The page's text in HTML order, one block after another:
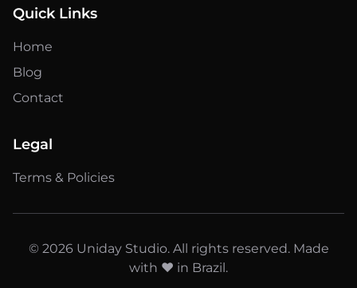
Quick Links
Home
Blog
Contact
Legal
Terms & Policies
© 2026 Uniday Studio. All rights reserved. Made
with ❤️ in Brazil.